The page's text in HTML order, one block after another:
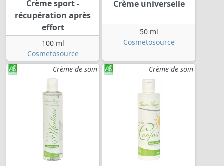
Crème sport -
récupération après
effort
100 ml
Cosmetosource
Crème universelle
50 ml
Cosmetosource
Crème de soin Crème de soin